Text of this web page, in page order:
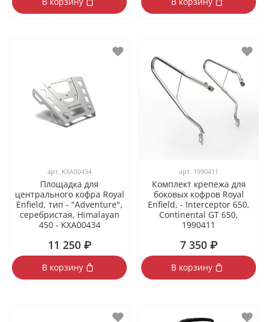
арт. KXA00434
Площадка для
центрального кофра Royal
Enfield, тип - "Adventure",
серебристая, Himalayan
450 - KXA00434
11 250 ₽
В корзину
арт. 1990411
Комплект крепежа для
боковых кофров Royal
Enfield, - Interceptor 650,
Continental GT 650,
1990411
7 350 ₽
В корзину